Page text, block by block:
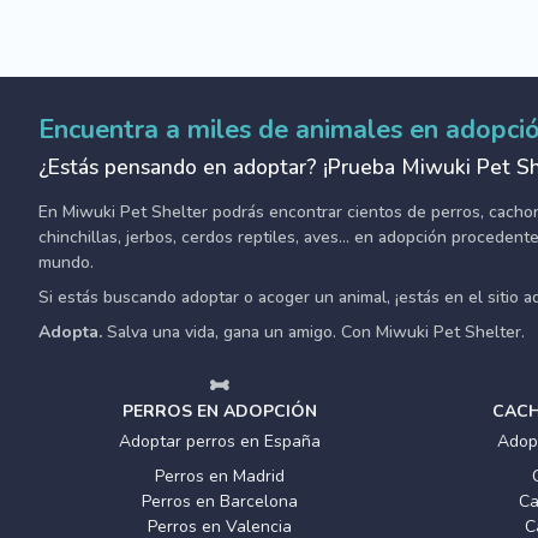
Encuentra a miles de animales en
¿Estás pensando en adoptar? ¡Prueba Miwuki Pet
En Miwuki Pet Shelter podrás encontrar cientos de perros,
chinchillas, jerbos, cerdos reptiles, aves... en adopción
mundo.
Si estás buscando adoptar o acoger un animal, ¡estás en el sitio
Adopta. Salva una vida, gana un amigo. Con Miwuki Pet Shelter.
PERROS EN ADOPCIÓN
Adoptar perros en España
Perros en Madrid
Perros en Barcelona
Perros en Valencia